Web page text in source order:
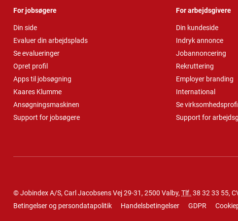
For jobsøgere
Din side
Evaluer din arbejdsplads
Se evalueringer
Opret profil
Apps til jobsøgning
Kaares Klumme
Ansøgningsmaskinen
Support for jobsøgere
For arbejdsgivere
Din kundeside
Indryk annonce
Jobannoncering
Rekruttering
Employer branding
International
Se virksomhedsprofil
Support for
© Jobindex A/S, Carl Jacobsens Vej 29-31, 2500 Valby, Tlf. 38 32 33 55,
Betingelser og persondatapolitik
Handelsbetingelser GDPR